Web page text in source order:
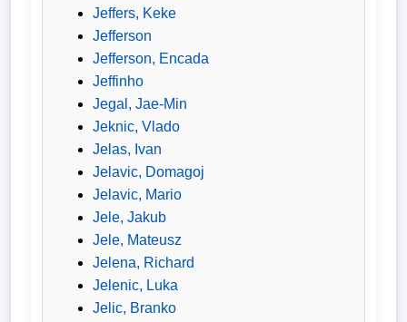
Jeffers, Keke
Jefferson
Jefferson, Encada
Jeffinho
Jegal, Jae-Min
Jeknic, Vlado
Jelas, Ivan
Jelavic, Domagoj
Jelavic, Mario
Jele, Jakub
Jele, Mateusz
Jelena, Richard
Jelenic, Luka
Jelic, Branko